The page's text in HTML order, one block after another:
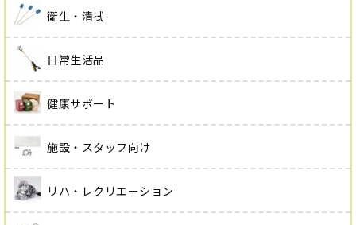
衛生・清拭
日常生活品
健康サポート
施設・スタッフ向け
リハ・レクリエーション